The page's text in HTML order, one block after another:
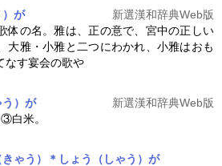
）が
新選漢和辞典Web版
体の名。雅は、正の意で、宮中の正しい
大雅・小雅と二つにわかれ、小雅はおも
なす宴会の歌や
）が
新選漢和辞典Web版
白米。
ゃう）＊しょう（しゃう）が